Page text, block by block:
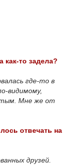
как-то задела?
где-то в
видимому,
Мне же от
отвечать на
друзей.